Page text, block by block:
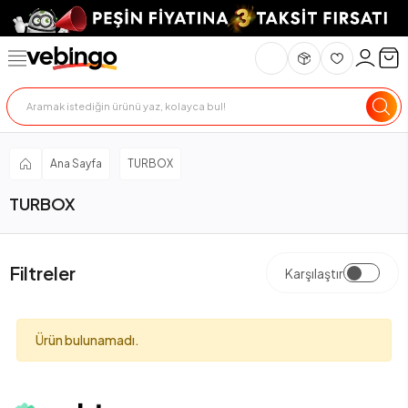
Ana Sayfa TURBOX
TURBOX
Filtreler Karşılaştır
Ürün bulunamadı.